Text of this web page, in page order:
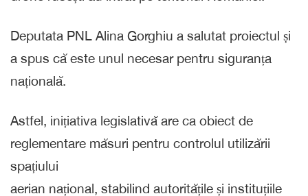
Deputata PNL Alina Gorghiu a salutat proiectul și
a spus că este unul necesar pentru siguranța
națională.
Astfel, inițiativa legislativă are ca obiect de
reglementare măsuri pentru controlul utilizării
spațiului
aerian național, stabilind autoritățile și instituțiile